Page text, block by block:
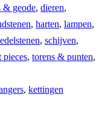
& geode, dieren,
, harten, lampen,
, schijven,
pieces, torens & punten,
, kettingen